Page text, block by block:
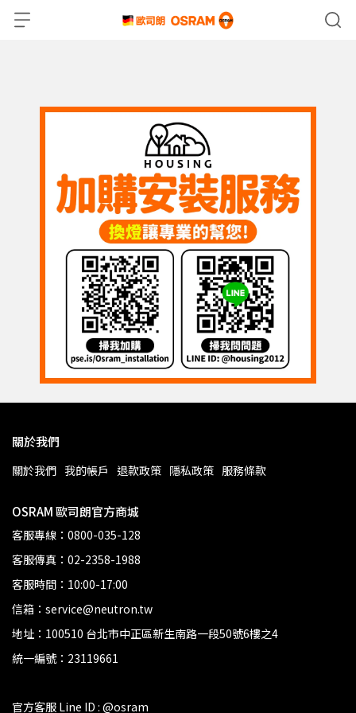
關於我們
關於我們 我的帳戶 退款政策 隱私政策 服務條款
OSRAM 歐司朗官方商城
客服專線：0800-035-128
客服傳真：02-2358-1988
客服時間：10:00-17:00
信箱：service@neutron.tw
地址：100510 台北市中正區新生南路一段50號6樓之4
統一編號：23119661
官方客服 Line ID : @osram